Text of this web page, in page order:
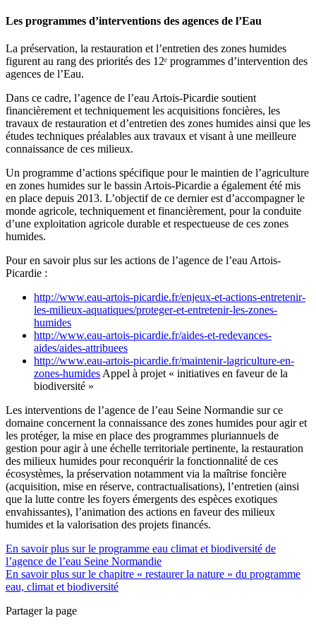
Les programmes d’interventions des agences de l’Eau
La préservation, la restauration et l’entretien des zones humides
figurent au rang des priorités des 12ᵉ programmes d’intervention des
agences de l’Eau.
Dans ce cadre, l’agence de l’eau Artois-Picardie soutient
financièrement et techniquement les acquisitions foncières, les
travaux de restauration et d’entretien des zones humides ainsi que les
études techniques préalables aux travaux et visant à une meilleure
connaissance de ces milieux.
Un programme d’actions spécifique pour le maintien de l’agriculture
en zones humides sur le bassin Artois-Picardie a également été mis
en place depuis 2013. L’objectif de ce dernier est d’accompagner le
monde agricole, techniquement et financièrement, pour la conduite
d’une exploitation agricole durable et respectueuse de ces zones
humides.
Pour en savoir plus sur les actions de l’agence de l’eau Artois-
Picardie :
http://www.eau-artois-picardie.fr/enjeux-et-actions-entretenir-
les-milieux-aquatiques/proteger-et-entretenir-les-zones-
humides
http://www.eau-artois-picardie.fr/aides-et-redevances-
aides/aides-attribuees
http://www.eau-artois-picardie.fr/maintenir-lagriculture-en-
zones-humides Appel à projet « initiatives en faveur de la
biodiversité »
Les interventions de l’agence de l’eau Seine Normandie sur ce
domaine concernent la connaissance des zones humides pour agir et
les protéger, la mise en place des programmes pluriannuels de
gestion pour agir à une échelle territoriale pertinente, la restauration
des milieux humides pour reconquérir la fonctionnalité de ces
écosystèmes, la préservation notamment via la maîtrise foncière
(acquisition, mise en réserve, contractualisations), l’entretien (ainsi
que la lutte contre les foyers émergents des espèces exotiques
envahissantes), l’animation des actions en faveur des milieux
humides et la valorisation des projets financés.
En savoir plus sur le programme eau climat et biodiversité de
l’agence de l’eau Seine Normandie
En savoir plus sur le chapitre « restaurer la nature » du programme
eau, climat et biodiversité
Partager la page